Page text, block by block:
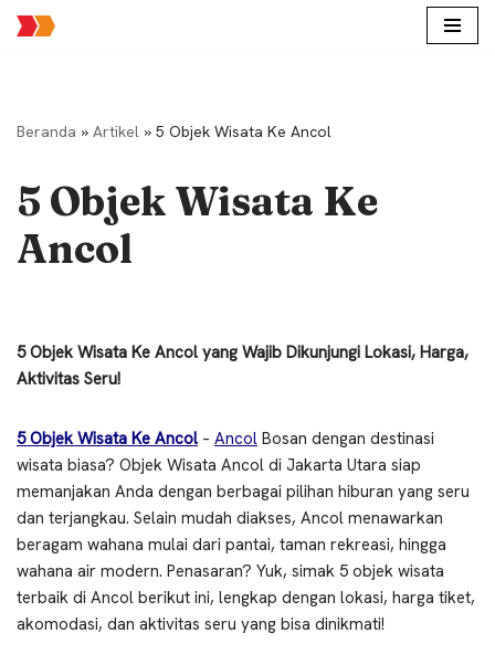
Beranda » Artikel » 5 Objek Wisata Ke Ancol
5 Objek Wisata Ke
Ancol
5 Objek Wisata Ke Ancol yang Wajib Dikunjungi Lokasi, Harga,
Aktivitas Seru!
5 Objek Wisata Ke Ancol – Ancol Bosan dengan destinasi
wisata biasa? Objek Wisata Ancol di Jakarta Utara siap
memanjakan Anda dengan berbagai pilihan hiburan yang seru
dan terjangkau. Selain mudah diakses, Ancol menawarkan
beragam wahana mulai dari pantai, taman rekreasi, hingga
wahana air modern. Penasaran? Yuk, simak 5 objek wisata
terbaik di Ancol berikut ini, lengkap dengan lokasi, harga tiket,
akomodasi, dan aktivitas seru yang bisa dinikmati!